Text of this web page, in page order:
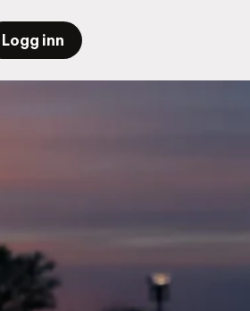
Logg inn